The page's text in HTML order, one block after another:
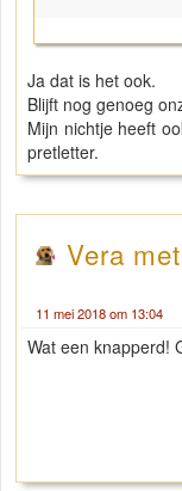
Ja dat is het ook.
Blijft nog genoeg
Mijn nichtje heeft
pretletter.
Vera
11 mei 2018 om 13:04
Wat een knapperd!